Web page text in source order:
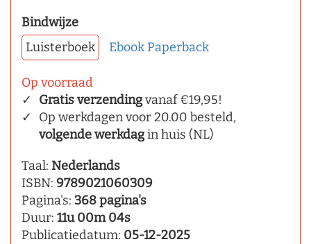
Bindwijze
Luisterboek
Ebook Paperback
Op voorraad
Gratis verzendingvanaf €19,95!
Op werkdagen voor 20.00 besteld,
volgende werkdagin huis (NL)
Taal: Nederlands
ISBN: 9789021060309
Pagina's: 368 pagina's
Duur: 11u 00m 04s
Publicatiedatum: 05-12-2025